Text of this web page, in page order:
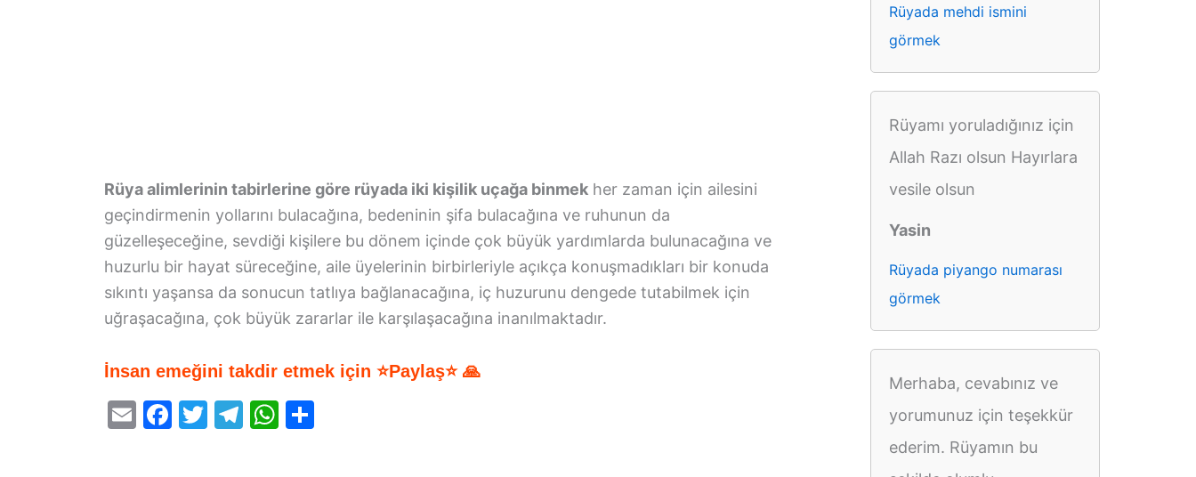
Rüya alimlerinin tabirlerine göre rüyada iki kişilik uçağa binmek her zaman için ailesini
geçindirmenin yollarını bulacağına, bedeninin şifa bulacağına ve ruhunun da
güzelleşeceğine, sevdiği kişilere bu dönem içinde çok büyük yardımlarda bulunacağına ve
huzurlu bir hayat süreceğine, aile üyelerinin birbirleriyle açıkça konuşmadıkları bir konuda
sıkıntı yaşansa da sonucun tatlıya bağlanacağına, iç huzurunu dengede tutabilmek için
uğraşacağına, çok büyük zararlar ile karşılaşacağına inanılmaktadır.
İnsan emeğini takdir etmek için ⭐Paylaş⭐ 🙏
E
F
T
T
W
Rüyada mehdi ismini
görmek
Rüyamı yoruladığınız için
Allah Razı olsun Hayırlara
vesile olsun
Yasin
Rüyada piyango numarası
görmek
Merhaba, cevabınız ve
yorumunuz için teşekkür
ederim. Rüyamın bu